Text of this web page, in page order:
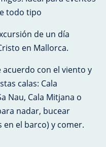
todo tipo
de un día
en Mallorca.
acuerdo con el viento y
calas: Cala
Nau, Cala Mitjana o
nadar, bucear
en el barco) y comer.